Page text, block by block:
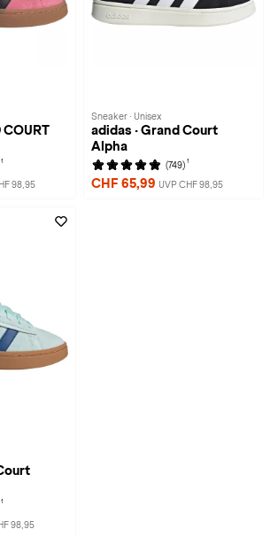
COURT
1
98,95
Sneaker · Unisex
adidas · Grand Court
Alpha
(749) 1
CHF 65,99 UVP CHF 98,95
1
98,95